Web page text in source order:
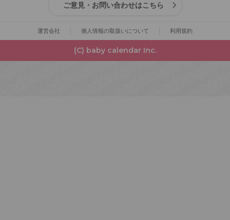
ご意見・お問い合わせはこちら
運営会社 個人情報の取扱いについて 利用規約
(C) baby calendar Inc.